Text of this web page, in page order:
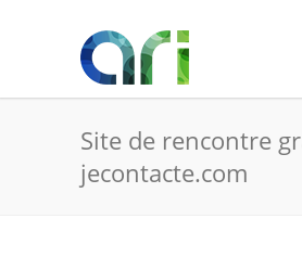
Site de rencontre
jecontacte.com